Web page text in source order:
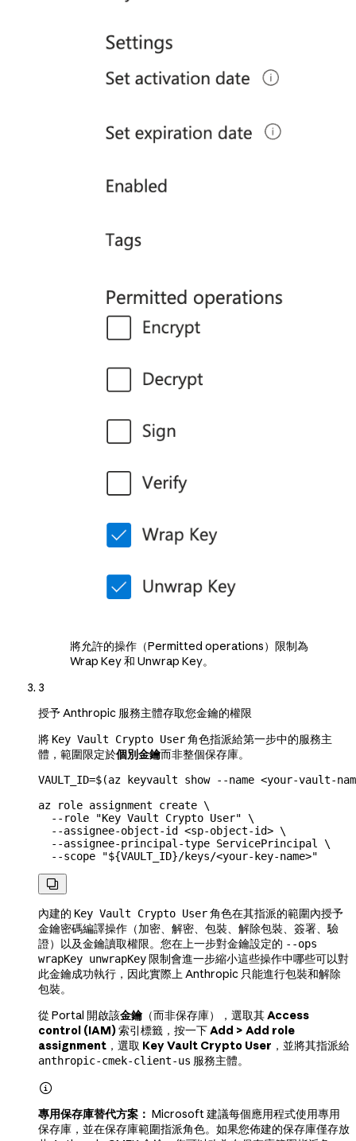
將允許的操作（Permitted operations）限制為
Wrap Key 和 Unwrap Key。
3
授予 Anthropic 服務主體存取您金鑰的權限
將 Key Vault Crypto User角色指派給第一步中的服務主
體，範圍限定於個別金鑰而非整個保存庫。
VAULT_ID=$(az keyvault show --name <your-vault-nam
az role assignment create \
  --role
"Key Vault Crypto User" \
  --assignee-object-id
<sp-object-id> \
  --assignee-principal-type
ServicePrincipal \
  --scope
"${VAULT_ID}/keys/<your-key-name>"

內建的 Key Vault Crypto User角色在其指派的範圍內授予
金鑰密碼編譯操作（加密、解密、包裝、解除包裝、簽署、驗
證）以及金鑰讀取權限。您在上一步對金鑰設定的 --ops
wrapKey unwrapKey 限制會進一步縮小這些操作中哪些可以對
此金鑰成功執行，因此實際上 Anthropic 只能進行包裝和解除
包裝。
從 Portal 開啟該金鑰（而非保存庫），選取其Access
control (IAM)索引標籤，按一下Add > Add role
assignment ，選取 Key Vault Crypto User ，並將其指派給
anthropic-cmek-client-us 服務主體。

專用保存庫替代方案： Microsoft 建議每個應用程式使用專用
保存庫，並在保存庫範圍指派角色。如果您佈建的保存庫僅存放